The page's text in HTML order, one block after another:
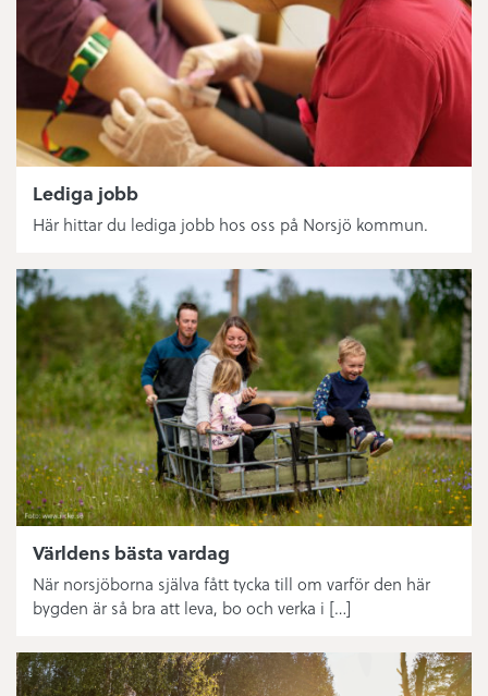
Lediga jobb
Här hittar du lediga jobb hos oss på Norsjö kommun.
Världens bästa vardag
När norsjöborna själva fått tycka till om varför den här
bygden är så bra att leva, bo och verka i […]